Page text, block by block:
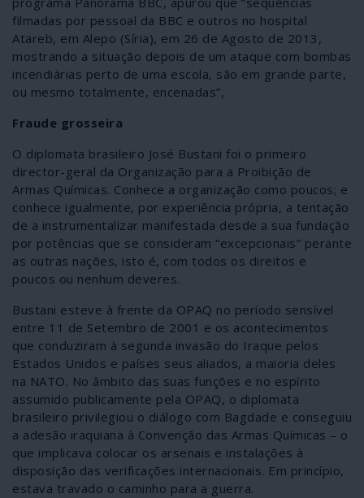
filmadas por pessoal da BBC e outros no hospital
Atareb, em Alepo (Síria), em 26 de Agosto de 2013,
mostrando a situação depois de um ataque com bombas
incendiárias perto de uma escola, são em grande parte,
ou mesmo totalmente, encenadas”,
Fraude grosseira
O diplomata brasileiro José Bustani foi o primeiro
director-geral da Organização para a Proibição de
Armas Químicas. Conhece a organização como poucos; e
conhece igualmente, por experiência própria, a tentação
de a instrumentalizar manifestada desde a sua fundação
por potências que se consideram “excepcionais” perante
as outras nações, isto é, com todos os direitos e
poucos ou nenhum deveres.
Bustani esteve à frente da OPAQ no período sensível
entre 11 de Setembro de 2001 e os acontecimentos
que conduziram à segunda invasão do Iraque pelos
Estados Unidos e países seus aliados, a maioria deles
na NATO. No âmbito das suas funções e no espírito
assumido publicamente pela OPAQ, o diplomata
brasileiro privilegiou o diálogo com Bagdade e conseguiu
a adesão iraquiana à Convenção das Armas Químicas – o
que implicava colocar os arsenais e instalações à
disposição das verificações internacionais. Em princípio,
estava travado o caminho para a guerra.